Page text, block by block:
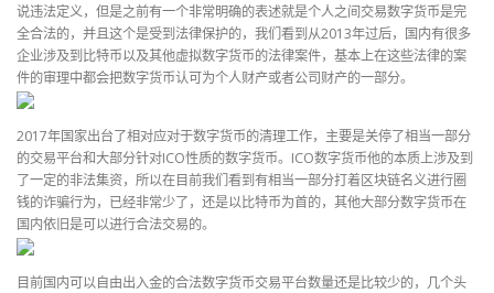
说违法定义，但是之前有一个非常明确的表述就是个人之间交易数字货币是完
全合法的，并且这个是受到法律保护的，我们看到从2013年过后，国内有很多
企业涉及到比特币以及其他虚拟数字货币的法律案件，基本上在这些法律的案
件的审理中都会把数字货币认可为个人财产或者公司财产的一部分。
2017年国家出台了相对应对于数字货币的清理工作，主要是关停了相当一部分
的交易平台和大部分针对ICO性质的数字货币。ICO数字货币他的本质上涉及到
了一定的非法集资，所以在目前我们看到有相当一部分打着区块链名义进行圈
钱的诈骗行为，已经非常少了，还是以比特币为首的，其他大部分数字货币在
国内依旧是可以进行合法交易的。
目前国内可以自由出入金的合法数字货币交易平台数量还是比较少的，几个头